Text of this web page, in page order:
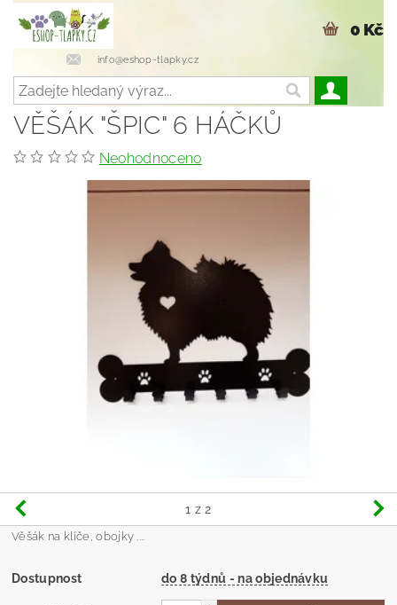
info@eshop-tlapky.cz
0 Kč
VĚŠÁK "ŠPIC" 6 HÁČKŮ
Neohodnoceno
1 z 2
Věšák na klíče, obojky ....
Dostupnost do 8 týdnů - na objednávku